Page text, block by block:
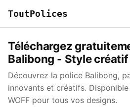
ToutPolices
Téléchargez
Balibong - Style
Découvrez la police Balibong,
innovants et créatifs. Disponible
WOFF pour tous vos designs.